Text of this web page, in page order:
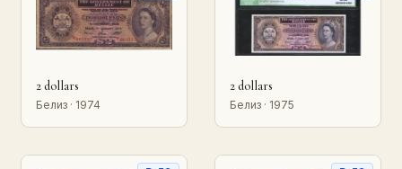
2 dollars
Белиз · 1974
2 dollars
Белиз · 1975